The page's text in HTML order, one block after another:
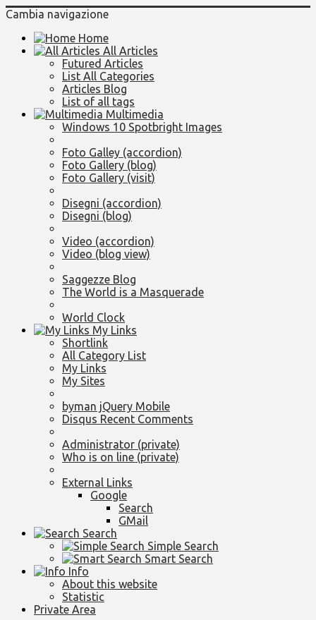
Cambia navigazione
Home
All Articles
Futured Articles
List All Categories
Articles Blog
List of all tags
Multimedia
Windows 10 Spotbright Images
Foto Galley (accordion)
Foto Gallery (blog)
Foto Gallery (visit)
Disegni (accordion)
Disegni (blog)
Video (accordion)
Video (blog view)
Saggezze Blog
The World is a Masquerade
World Clock
My Links
Shortlink
All Category List
My Links
My Sites
byman jQuery Mobile
Disqus Recent Comments
Administrator (private)
Who is on line (private)
External Links
Google
Search
GMail
Search
Simple Search
Smart Search
Info
About this website
Statistic
Private Area